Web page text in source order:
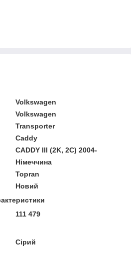
Volkswagen
Volkswagen
Transporter
Caddy
CADDY III (2K, 2C) 2004-
Німеччина
Topran
Новий
111 479
Сірий